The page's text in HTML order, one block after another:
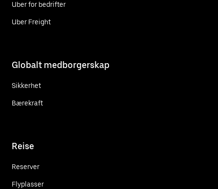
Uber for bedrifter
Uber Freight
Globalt medborgerskap
Sikkerhet
Bærekraft
Reise
Reserver
Flyplasser